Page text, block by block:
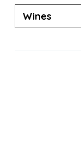
Wines